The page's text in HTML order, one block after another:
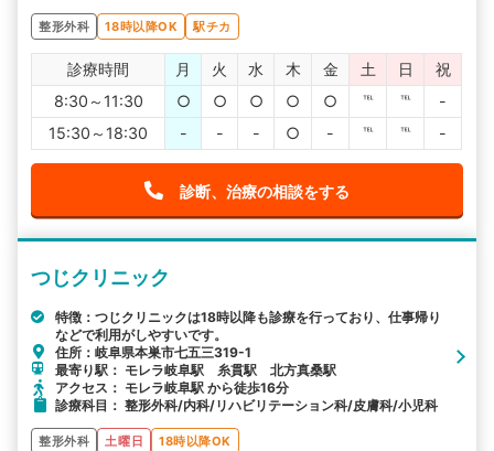
整形外科 18時以降OK 駅チカ
診療時間 月 火 水 木 金 土 日
祝
8:30～11:30
○ ○ ○ ○ ○ ℡ ℡
-
15:30～18:30
- - - ○ - ℡ ℡ -
診断、治療の相談をする
つじクリニック
特徴：つじクリニックは18時以降も診療を行っており、仕事帰り
などで利用がしやすいです。
住所：岐阜県本巣市七五三319-1
最寄り駅： モレラ岐阜駅 糸貫駅 北方真桑駅
アクセス： モレラ岐阜駅 から徒歩16分
診療科目： 整形外科/内科/リハビリテーション科/皮膚科/小児科
整形外科 土曜日 18時以降OK